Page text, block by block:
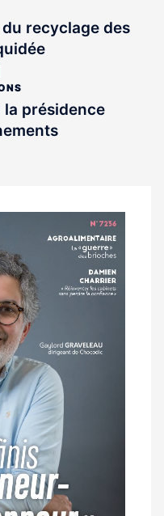
recyclage des
présidence